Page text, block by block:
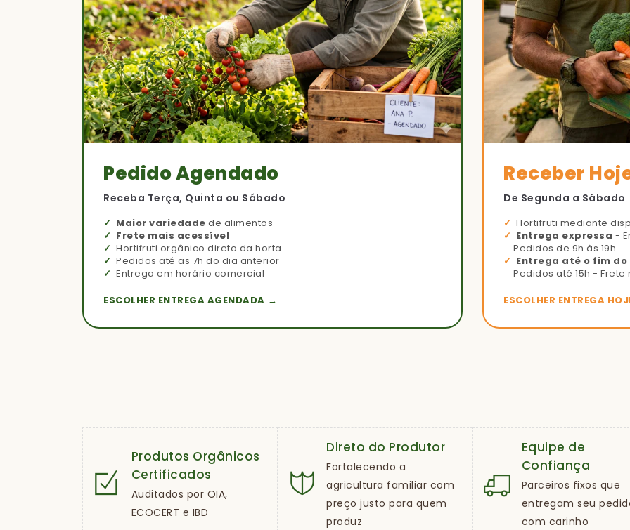
Pedido Agendado
Receba Terça, Quinta ou Sábado
Maior variedade de alimentos
Frete mais acessível
Hortifruti orgânico direto da horta
Pedidos até as 7h do dia anterior
Entrega em horário comercial
ESCOLHER ENTREGA AGENDADA →
Receber
De Segunda a Sábado
Hortifruti mediante
Entrega expressa -
Pedidos de 9h às 19h
Entrega até o fim
Pedidos até 15h - Frete
ESCOLHER ENTREGA
Produtos Orgânicos
Certificados
Auditados por OIA,
ECOCERT e IBD
Direto do Produtor
Fortalecendo a
agricultura familiar com
preço justo para quem
produz
Equipe de
Confiança
Parceiros fixos que
entregam seu
com carinho